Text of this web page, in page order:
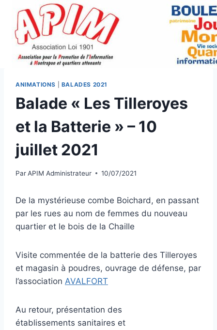
contenu
ANIMATIONS BALADES 2021
Balade « Les Tilleroyes
et la Batterie » – 10
juillet 2021
ParAPIM Administrateur 10/07/2021
De la mystérieuse combe Boichard, en passant
par les rues au nom de femmes du nouveau
quartier et le bois de la Chaille
Visite commentée de la batterie des Tilleroyes
et magasin à poudres, ouvrage de défense, par
l’association AVALFORT
Au retour, présentation des
établissements sanitaires et